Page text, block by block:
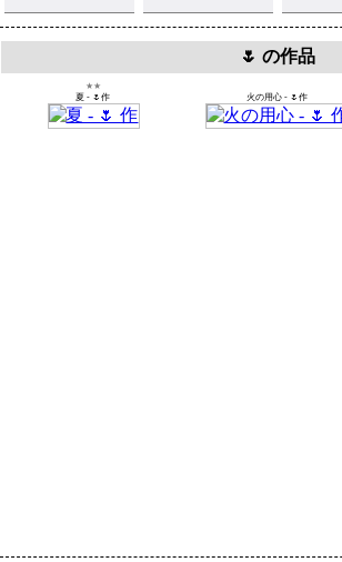
🌷 の作品
★★
夏 - 🌷作 火の用心 - 🌷作